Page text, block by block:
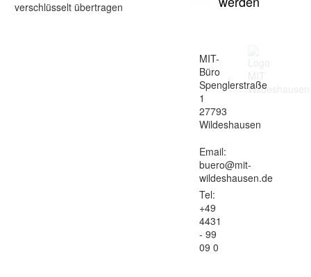
verschlüsselt übertragen
MIT-
Büro
Spenglerstraße
1
27793
Wildeshausen
Email:
buero@mit-
wildeshausen.de
Tel:
+49
4431
- 99
09 0